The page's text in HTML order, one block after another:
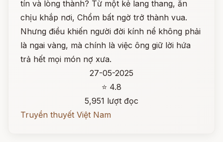
tín và lòng thành? Từ một kẻ lang thang, ăn
chịu khắp nơi, Chổm bất ngờ trở thành vua.
Nhưng điều khiến người đời kính nể không phải
là ngai vàng, mà chính là việc ông giữ lời hứa
trả hết mọi món nợ xưa.
27-05-2025
⭐ 4.8
5,951 lượt đọc
Truyền thuyết Việt Nam